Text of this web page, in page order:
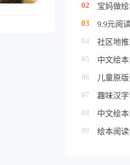
02
宝妈做
03
04
社区地推
05
中文绘
06
儿童原
07
趣味汉字
08
中文绘
09